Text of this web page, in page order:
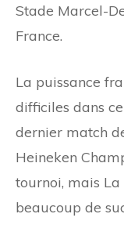
Stade Marcel-
France.
La puissance
difficiles dans
dernier match
Heineken
tournoi, mais La
beaucoup de